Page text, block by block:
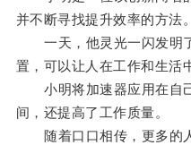
并不断寻找提升效率的方法。
一天，他灵光一闪发明了
置，可以让人在工作和生活
小明将加速器应用在自
间，还提高了工作质量。
随着口口相传，更多的